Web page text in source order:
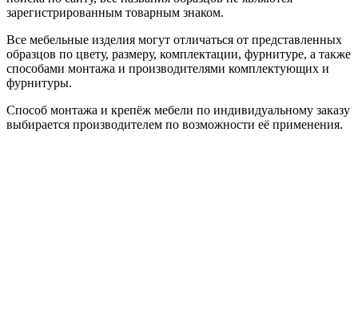
зарегистрированным товарным знаком.
Все мебельные изделия могут отличаться от представленных
образцов по цвету, размеру, комплектации, фурнитуре, а также
способами монтажа и производителями комплектующих и
фурнитуры.
Способ монтажа и крепёж мебели по индивидуальному заказу
выбирается производителем по возможности её применения.